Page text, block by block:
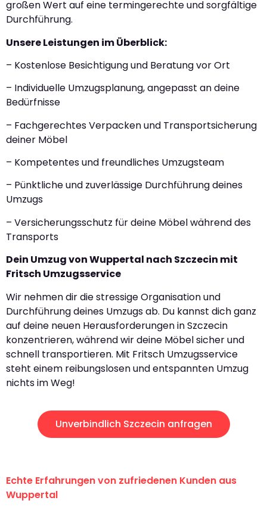
großen Wert auf eine termingerechte und sorgfältige
Durchführung.
Unsere Leistungen im Überblick:
– Kostenlose Besichtigung und Beratung vor Ort
– Individuelle Umzugsplanung, angepasst an deine
Bedürfnisse
– Fachgerechtes Verpacken und Transportsicherung
deiner Möbel
– Kompetentes und freundliches Umzugsteam
– Pünktliche und zuverlässige Durchführung deines
Umzugs
– Versicherungsschutz für deine Möbel während des
Transports
Dein Umzug von Wuppertal nach Szczecin mit
Fritsch Umzugsservice
Wir nehmen dir die stressige Organisation und
Durchführung deines Umzugs ab. Du kannst dich ganz
auf deine neuen Herausforderungen in Szczecin
konzentrieren, während wir deine Möbel sicher und
schnell transportieren. Mit Fritsch Umzugsservice
steht einem reibungslosen und entspannten Umzug
nichts im Weg!
Unverbindlich Szczecin anfragen
Echte Erfahrungen von zufriedenen Kunden aus
Wuppertal